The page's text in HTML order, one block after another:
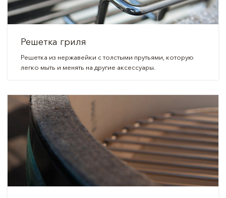
Решетка гриля
Решетка из нержавейки с толстыми прутьями, которую
легко мыть и менять на другие аксессуары.